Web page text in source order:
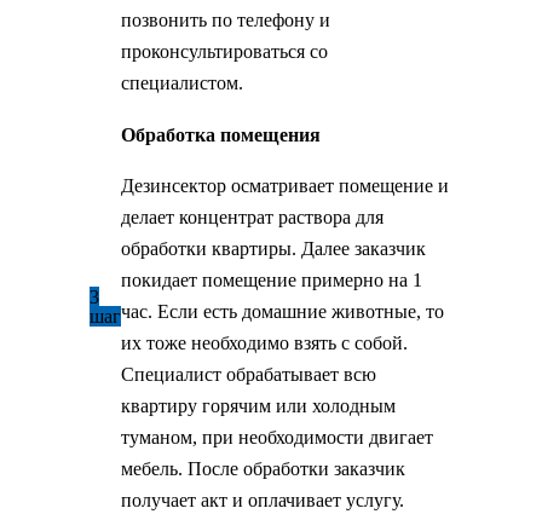
позвонить по телефону и
проконсультироваться со
специалистом.
3
шаг
Обработка помещения
Дезинсектор осматривает помещение и
делает концентрат раствора для
обработки квартиры. Далее заказчик
покидает помещение примерно на 1
час. Если есть домашние животные, то
их тоже необходимо взять с собой.
Специалист обрабатывает всю
квартиру горячим или холодным
туманом, при необходимости двигает
мебель. После обработки заказчик
получает акт и оплачивает услугу.